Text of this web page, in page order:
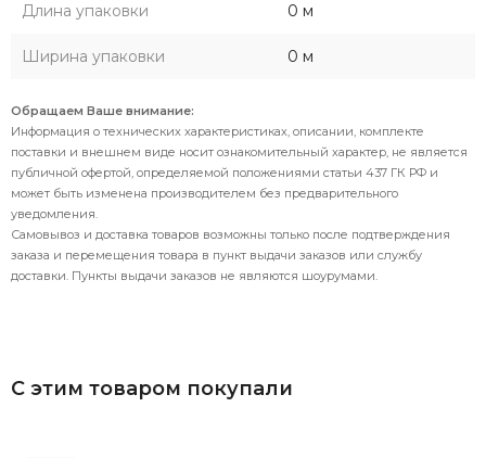
Длина упаковки 0 м
Ширина упаковки 0 м
Обращаем Ваше внимание:
Информация о технических характеристиках, описании, комплекте
поставки и внешнем виде носит ознакомительный характер, не является
публичной офертой, определяемой положениями статьи 437 ГК РФ и
может быть изменена производителем без предварительного
уведомления.
Самовывоз и доставка товаров возможны только после подтверждения
заказа и перемещения товара в пункт выдачи заказов или службу
доставки. Пункты выдачи заказов не являются шоурумами.
С этим товаром покупали